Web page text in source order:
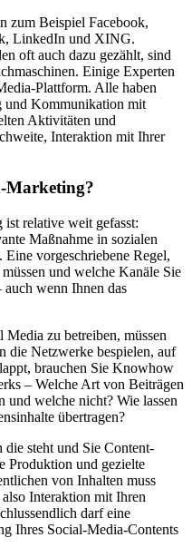
zum Beispiel Facebook,
LinkedIn und XING.
oft auch dazu gezählt, sind
Einige Experten
Plattform. Alle haben
und Kommunikation mit
Aktivitäten und
Interaktion mit Ihrer
Marketing?
relative weit gefasst:
Maßnahme in sozialen
vorgeschriebene Regel,
und welche Kanäle Sie
auch wenn Ihnen das
zu betreiben, müssen
die Netzwerke bespielen, auf
brauchen Sie Knowhow
– Welche Art von Beiträgen
und welche nicht? Wie lassen
übertragen?
die steht und Sie Content-
Produktion und gezielte
von Inhalten muss
Interaktion mit Ihren
darf eine
Ihres Social-Media-Contents